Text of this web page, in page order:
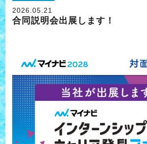
2026.05.21
合同説明会出展します！